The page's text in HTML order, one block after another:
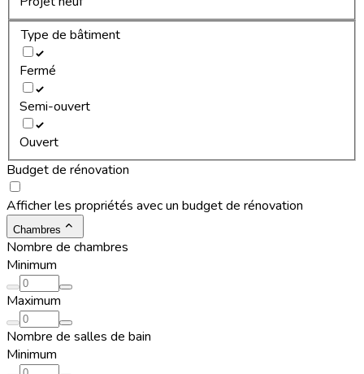
Type de bâtiment
Fermé
Semi-ouvert
Ouvert
Budget de rénovation
Afficher les propriétés avec un budget de rénovation
Chambres
Nombre de chambres
Minimum
Maximum
Nombre de salles de bain
Minimum